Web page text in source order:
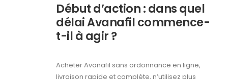
Début d’action : dans quel
délai Avanafil commence-
t-il à agir ?
Acheter Avanafil sans ordonnance en ligne,
livraison rapide et complète, n’utilisez plus